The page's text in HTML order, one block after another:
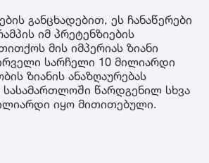
განცხადებით, ეს ჩანაწერები
იმ პრეტენზიების
მის იმპერიას ზიანი
სარჩელი 10 მილიარდი
ზიანის ანაზღაურებას
წარდგენილ სხვა
იყო მითითებული.